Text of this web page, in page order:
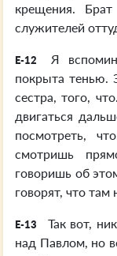
крещения.
служителей
E-12
Я
покрыта тенью.
сестра, того,
двигаться
посмотреть,
смотришь
говоришь об
говорят, что там
E-13
Так вот,
над Павлом, но